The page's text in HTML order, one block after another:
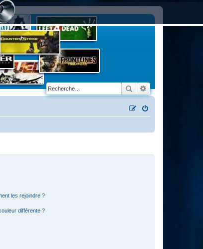
RechercherRecherche
les rejoindre ?
différente ?